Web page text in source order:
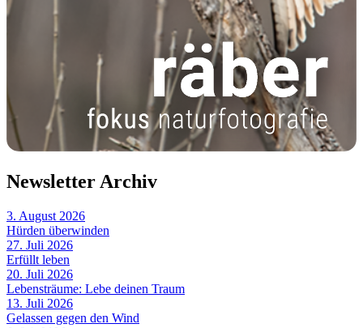
Newsletter Archiv
3. August 2026
Hürden überwinden
27. Juli 2026
Erfüllt leben
20. Juli 2026
Lebensträume: Lebe deinen Traum
13. Juli 2026
Gelassen gegen den Wind